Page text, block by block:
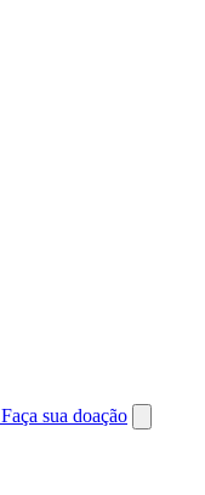
Faça sua doação